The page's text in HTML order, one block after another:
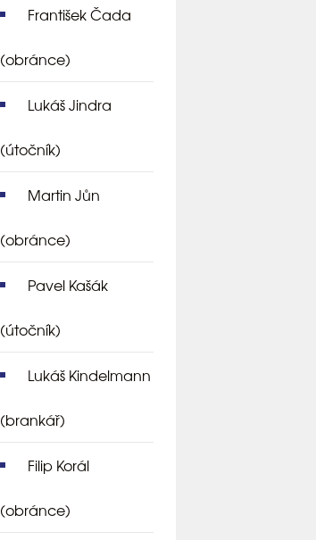
František Čada
(obránce)
Lukáš Jindra
(útočník)
Martin Jůn
(obránce)
Pavel Kašák
(útočník)
Lukáš Kindelmann
(brankář)
Filip Korál
(obránce)